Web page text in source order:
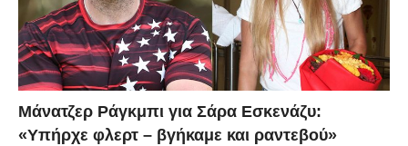
Μάνατζερ Ράγκμπι για Σάρα Εσκενάζυ:
«Υπήρχε φλερτ – βγήκαμε και ραντεβού»